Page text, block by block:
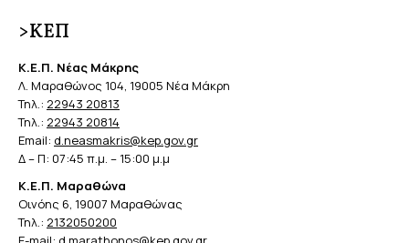
>ΚΕΠ
Κ.Ε.Π. Νέας Μάκρης
Λ. Μαραθώνος 104, 19005 Νέα Μάκρη
Τηλ.: 22943 20813
Τηλ.: 22943 20814
Email: d.neasmakris@kep.gov.gr
Δ – Π: 07:45 π.μ. – 15:00 μ.μ
Κ.Ε.Π. Μαραθώνα
Οινόης 6, 19007 Μαραθώνας
Τηλ.: 2132050200